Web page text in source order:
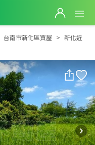
新化近統一花園3分豐碩果園
台南市新化區買屋
新化近